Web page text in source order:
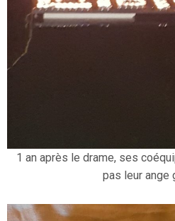
1 an après le drame, ses
pas leur ange